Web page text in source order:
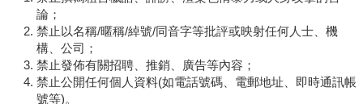
論；
禁止以名稱/暱稱/綽號/同音字等批評或映射任何人士、機
構、公司；
禁止發佈有關招聘、推銷、廣告等內容；
禁止公開任何個人資料(如電話號碼、電郵地址、即時通訊帳
號等)。